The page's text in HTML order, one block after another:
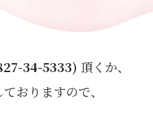
34-5333) 頂くか、
おりますので、